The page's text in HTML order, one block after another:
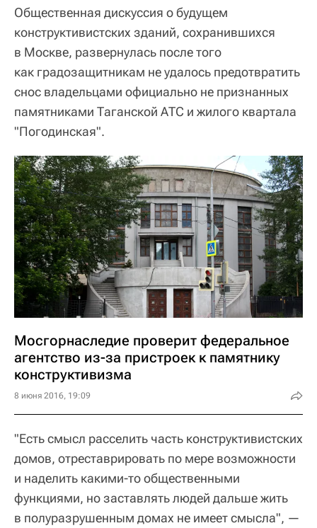
Общественная дискуссия о будущем
конструктивистских зданий, сохранившихся
в Москве, развернулась после того
как градозащитникам не удалось предотвратить
снос владельцами официально не признанных
памятниками Таганской АТС и жилого квартала
"Погодинская".
Мосгорнаследие проверит федеральное
агентство из-за пристроек к памятнику
конструктивизма
8 июня 2016, 19:09
"Есть смысл расселить часть конструктивистских
домов, отреставрировать по мере возможности
и наделить какими-то общественными
функциями, но заставлять людей дальше жить
в полуразрушенным домах не имеет смысла", —